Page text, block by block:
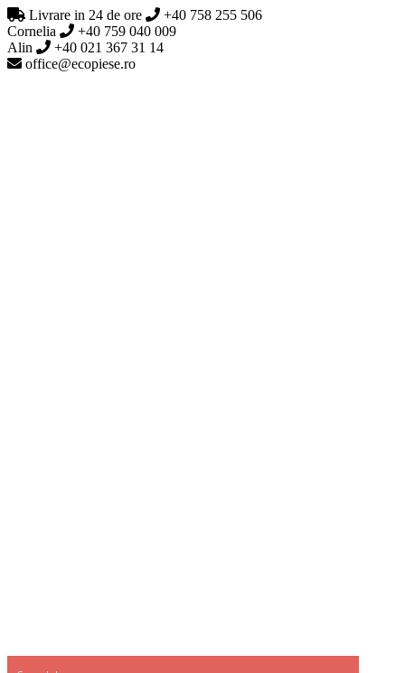
Livrare in 24 de ore
+40 758 255 506
Cornelia
+40 759 040 009
Alin
+40 021 367 31 14
office@ecopiese.ro